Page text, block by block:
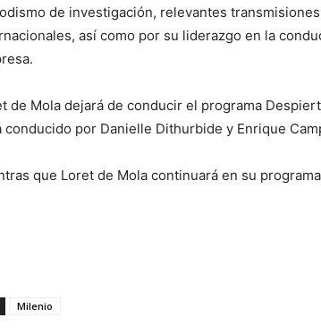
de investigación, relevantes
así como por su liderazgo en la
de Mola dejará de conducir el programa
conducido por Danielle Dithurbide y Enrique
que Loret de Mola continuará en su
Milenio